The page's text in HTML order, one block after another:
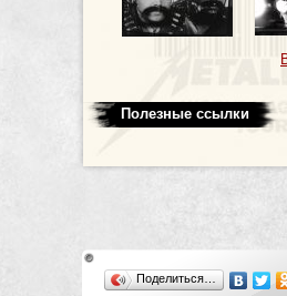
Полезные ссылки
Поделиться…